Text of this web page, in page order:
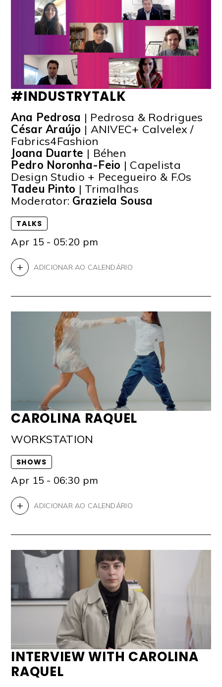
#INDUSTRYTALK
Ana Pedrosa | Pedrosa & Rodrigues
César Araújo | ANIVEC+ Calvelex /
Fabrics4Fashion
Joana Duarte | Béhen
Pedro Noronha-Feio | Capelista
Design Studio + Pecegueiro & F.Os
Tadeu Pinto | Trimalhas
Moderator: Graziela Sousa
TALKS
Apr 15 - 05:20 pm
+ ADICIONAR AO CALENDÁRIO
CAROLINA RAQUEL
WORKSTATION
SHOWS
Apr 15 - 06:30 pm
+ ADICIONAR AO CALENDÁRIO
INTERVIEW WITH CAROLINA
RAQUEL